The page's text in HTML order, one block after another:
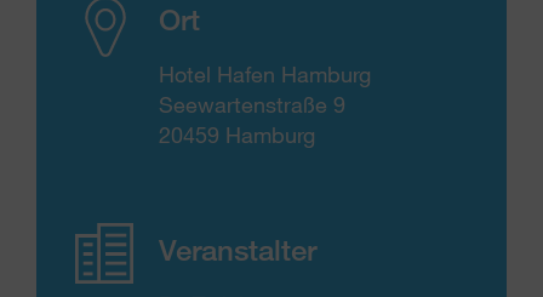
Ort
Hotel Hafen Hamburg
Seewartenstraße 9
20459 Hamburg
Veranstalter